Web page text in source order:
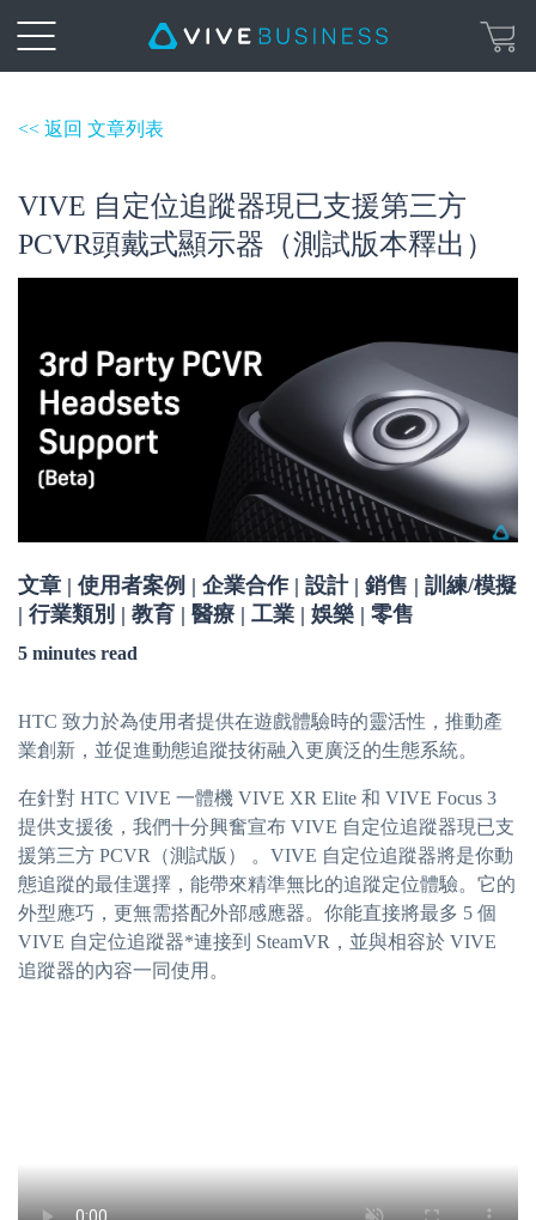
<< 返回 文章列表
VIVE 自定位追蹤器現已支援第三方
PCVR頭戴式顯示器（測試版本釋出）
文章 | 使用者案例 | 企業合作 | 設計 | 銷售 | 訓練/模擬
| 行業類別 | 教育 | 醫療 | 工業 | 娛樂 | 零售
5 minutes read
HTC 致力於為使用者提供在遊戲體驗時的靈活性，推動產
業創新，並促進動態追蹤技術融入更廣泛的生態系統。
在針對 HTC VIVE 一體機 VIVE XR Elite 和 VIVE Focus 3
提供支援後，我們十分興奮宣布 VIVE 自定位追蹤器現已支
援第三方 PCVR（測試版）
。VIVE 自定位追蹤器將是你動
態追蹤的最佳選擇，能帶來精準無比的追蹤定位體驗。它的
外型應巧，更無需搭配外部感應器。你能直接將最多 5 個
VIVE 自定位追蹤器*連接到 SteamVR，並與相容於 VIVE
追蹤器的內容一同使用。